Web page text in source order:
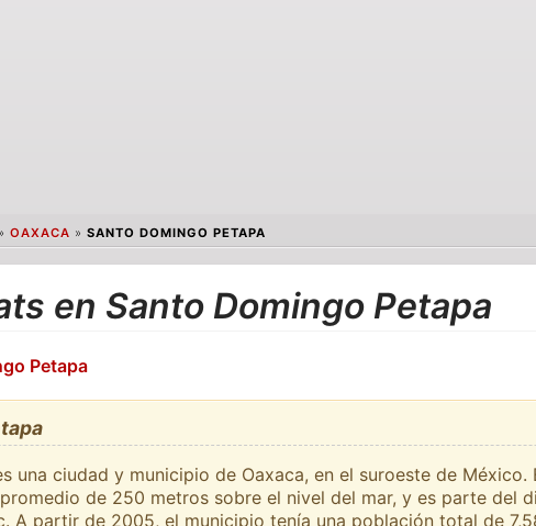
» OAXACA » SANTO DOMINGO PETAPA
en Santo Domingo Petapa
Petapa
una ciudad y municipio de Oaxaca, en el suroeste de
de 250 metros sobre el nivel del mar, y es parte del
A partir de 2005, el municipio tenía una población total de